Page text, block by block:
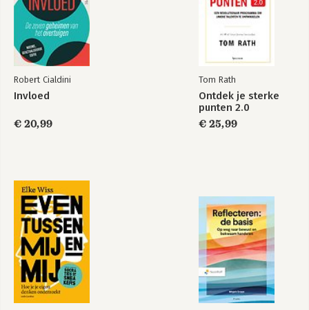
Robert Cialdini
Invloed
€ 20,99
Tom Rath
Ontdek je sterke
punten 2.0
€ 25,99